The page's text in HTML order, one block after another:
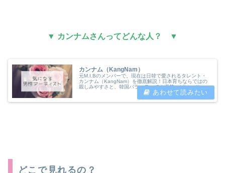
▼ カンナムさんってどんな人？ ▼
カンナム（KangNam）
元M.I.Bのメンバーで、現在は日韓で愛されるタレント・
カンナム（KangNam）を徹底解説！日本育ちならではの
親しみやすさと、韓国バラエティでの爆笑エピソード、妻
イ・サンファさんとの素敵な私生活まで。「かのさぽ」が
彼の多才な魅力を紐解きます。
どこで見れるの？